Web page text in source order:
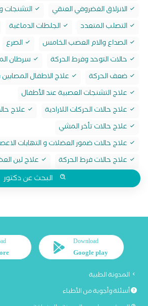
الانزلاق الغضروفي العنقي
التشنجات
التصلب المتعدد
الجلطات الدماغية
الصداع والام العصب الخامس
الصرع
حالات التوحد وفرط الحركة
سرطان
ضعف الحركة
علاج الاطفال
علاج التشنجات العصبية عند الأطفال
علاج حالات الحركات اللارادية
علاج
علاج حالات تأخر المشي
علاج حالات ضمور العضلات و التهابات
علاج حالات فرط الحركة
علاج لين
البحث عن دكتور
Download
Google play
المدونة الطبية
أسئلة وأجوبة من الأطباء